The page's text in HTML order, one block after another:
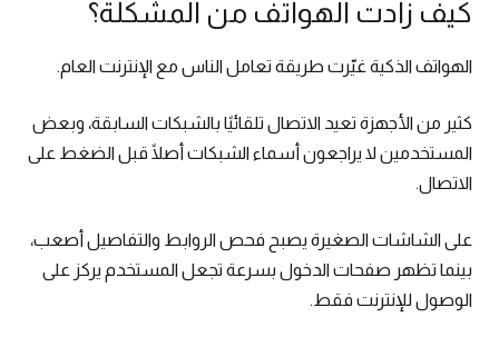
كيف زادت الهواتف من المشكلة؟
الهواتف الذكية غيّرت طريقة تعامل الناس مع الإنترنت العام.
كثير من الأجهزة تعيد الاتصال تلقائيًا بالشبكات السابقة، وبعض
المستخدمين لا يراجعون أسماء الشبكات أصلًا قبل الضغط على
الاتصال.
على الشاشات الصغيرة يصبح فحص الروابط والتفاصيل أصعب،
بينما تظهر صفحات الدخول بسرعة تجعل المستخدم يركز على
الوصول للإنترنت فقط.